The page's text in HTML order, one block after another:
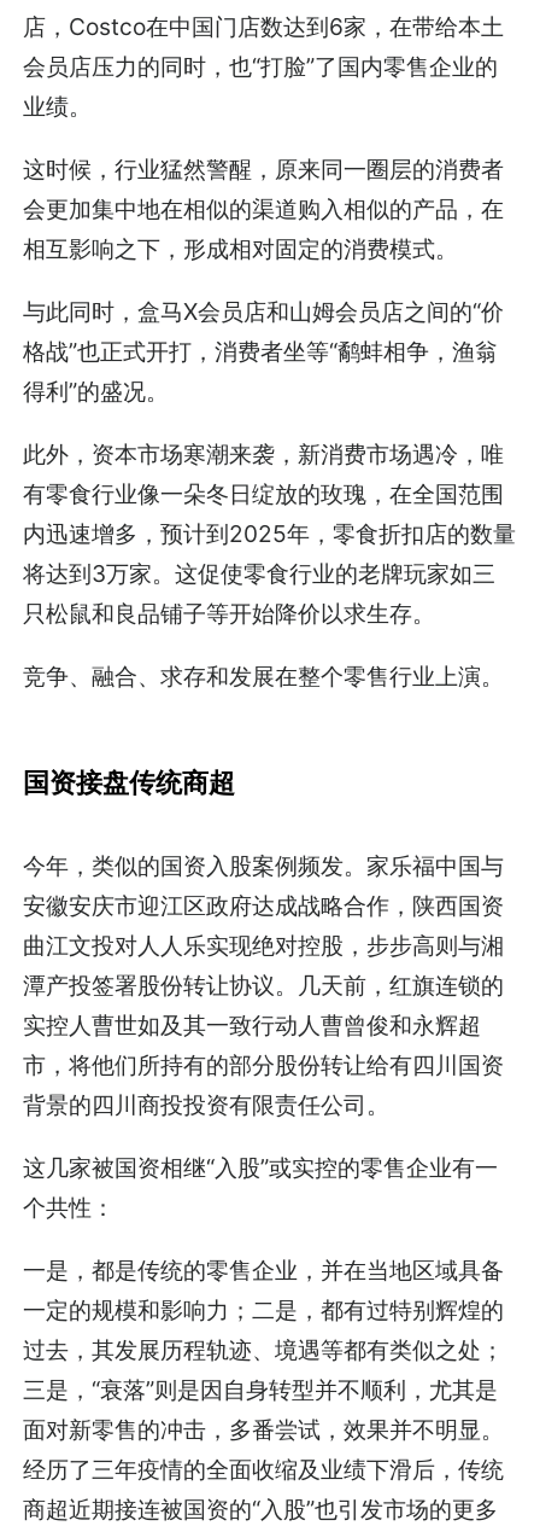
店，Costco在中国门店数达到6家，在带给本土
会员店压力的同时，也“打脸”了国内零售企业的
业绩。
这时候，行业猛然警醒，原来同一圈层的消费者
会更加集中地在相似的渠道购入相似的产品，在
相互影响之下，形成相对固定的消费模式。
与此同时，盒马X会员店和山姆会员店之间的“价
格战”也正式开打，消费者坐等“鹬蚌相争，渔翁
得利”的盛况。
此外，资本市场寒潮来袭，新消费市场遇冷，唯
有零食行业像一朵冬日绽放的玫瑰，在全国范围
内迅速增多，预计到2025年，零食折扣店的数量
将达到3万家。这促使零食行业的老牌玩家如三
只松鼠和良品铺子等开始降价以求生存。
竞争、融合、求存和发展在整个零售行业上演。
国资接盘传统商超
今年，类似的国资入股案例频发。家乐福中国与
安徽安庆市迎江区政府达成战略合作，陕西国资
曲江文投对人人乐实现绝对控股，步步高则与湘
潭产投签署股份转让协议。几天前，红旗连锁的
实控人曹世如及其一致行动人曹曾俊和永辉超
市，将他们所持有的部分股份转让给有四川国资
背景的四川商投投资有限责任公司。
这几家被国资相继“入股”或实控的零售企业有一
个共性：
一是，都是传统的零售企业，并在当地区域具备
一定的规模和影响力；二是，都有过特别辉煌的
过去，其发展历程轨迹、境遇等都有类似之处；
三是，“衰落”则是因自身转型并不顺利，尤其是
面对新零售的冲击，多番尝试，效果并不明显。
经历了三年疫情的全面收缩及业绩下滑后，传统
商超近期接连被国资的“入股”也引发市场的更多